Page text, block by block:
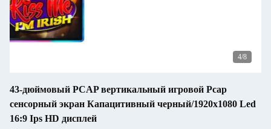
4/8
43-дюймовый PCAP вертикальный игровой Pcap
сенсорный экран Капацитивный черный/1920x1080 Led
16:9 Ips HD дисплей